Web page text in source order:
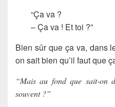
“Ça va ?
– Ça va ! Et toi ?”
Bien sûr que ça va, dans
on sait bien qu’il faut que
“Mais au fond que sait-on
souvent ?”